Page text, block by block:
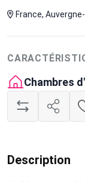
France,
Chambres
Description